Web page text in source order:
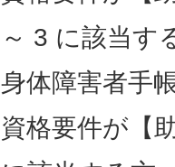
～ 3 に該当す
身体障害者手
資格要件が【